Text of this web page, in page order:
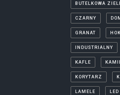
BUTELKOWA
CZARNY
GRANAT
INDUSTRIALNY
KAFLE
KORYTARZ
LAMELE LED